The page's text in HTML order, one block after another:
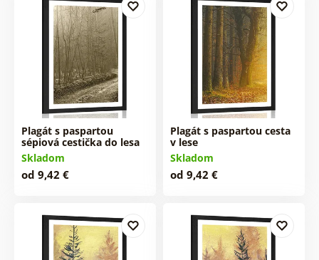
Plagát s paspartou
sépiová cestička do lesa
Skladom
od 9,42 €
Plagát s paspartou cesta
v lese
Skladom
od 9,42 €